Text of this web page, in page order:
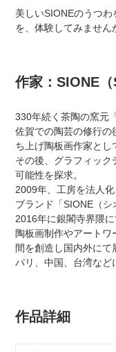
美しいSIONEのうつ
を、体験してみません
作家：SIONE（
330年続く茶陶の窯元
佐賀での陶芸の修行の
ち上げ陶板画作家とし
その後、グラフィッ
可能性を探求。
2009年、工房を法人化
ブランド「SIONE（シ
2016年に銀閣寺界隈に
陶板画制作やアート
間を創造し国内外にて
パリ、中国、台湾など
作品詳細